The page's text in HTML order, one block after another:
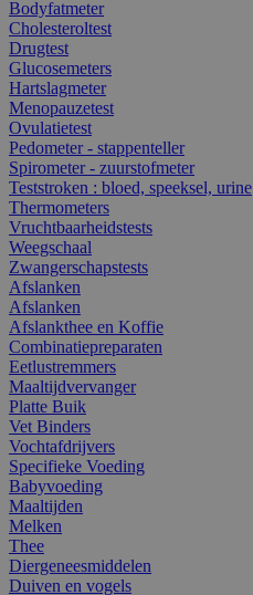
Bodyfatmeter
Cholesteroltest
Drugtest
Glucosemeters
Hartslagmeter
Menopauzetest
Ovulatietest
Pedometer - stappenteller
Spirometer - zuurstofmeter
Teststroken : bloed, speeksel, urine
Thermometers
Vruchtbaarheidstests
Weegschaal
Zwangerschapstests
Afslanken
Afslanken
Afslankthee en Koffie
Combinatiepreparaten
Eetlustremmers
Maaltijdvervanger
Platte Buik
Vet Binders
Vochtafdrijvers
Specifieke Voeding
Babyvoeding
Maaltijden
Melken
Thee
Diergeneesmiddelen
Duiven en vogels